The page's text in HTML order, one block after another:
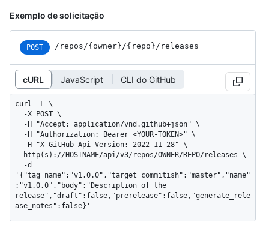
Exemplo de solicitação
POST /repos/{owner}/{repo}/releases
cURL JavaScript CLI do GitHub
curl -L \
'{"tag_name":"v1.0.0","target_commitish":"master","name"
:"v1.0.0","body":"Description of the
release","draft":false,"prerelease":false,"generate_rele
ase_notes":false}'